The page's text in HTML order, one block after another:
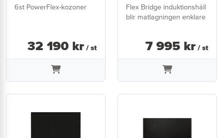
6st PowerFlex-kozoner
32 190 kr / st
Flex Bridge induktionshäll
blir matlagningen enklare
7 995 kr / st